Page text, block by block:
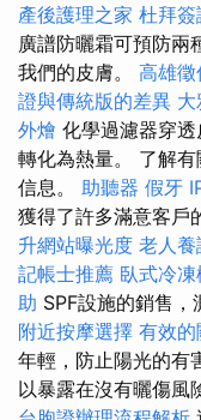
產後護理之家 杜拜簽
廣譜防曬霜可預防兩
我們的皮膚。 高雄徵
證與傳統版的差異
外燴 化學過濾器穿
轉化為熱量。 了解
信息。 助聽器 假牙
獲得了許多滿意客戶
升網站曝光度 老人
記帳士推薦 臥式冷凍
助 SPF設施的銷售，
附近按摩選擇 有效的
年輕，防止陽光的有
以暴露在沒有曬傷風